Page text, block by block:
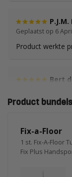
Geplaatst op 6
Product werkte
Bert
super prettig te
rick
Geplaatst op 2
doseerbasr.
Product bundels
Fix-a-Floor
1 st. Fix-A-Floor
Fix Plus